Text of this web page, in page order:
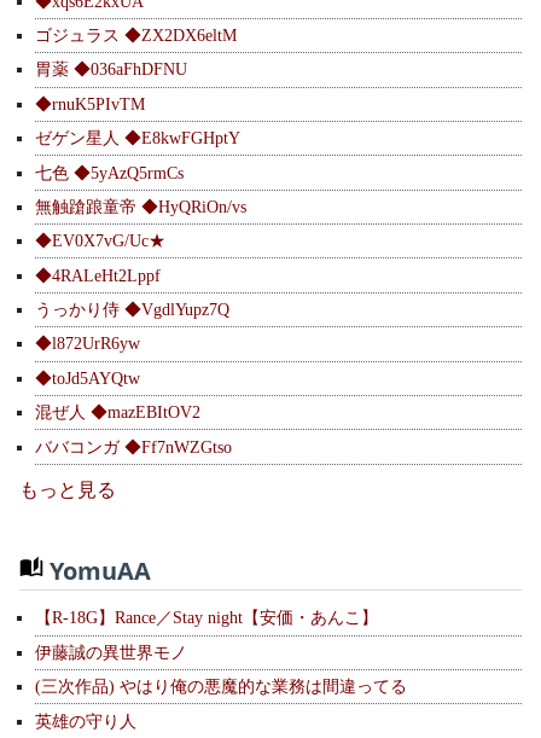
ゴジュラス ◆ZX2DX6eltM
胃薬 ◆036aFhDFNU
◆rnuK5PIvTM
ゼゲン星人 ◆E8kwFGHptY
七色 ◆5yAzQ5rmCs
無触蹌踉童帝 ◆HyQRiOn/vs
◆EV0X7vG/Uc★
◆4RALeHt2Lppf
うっかり侍 ◆VgdlYupz7Q
◆l872UrR6yw
◆toJd5AYQtw
混ぜ人 ◆mazEBItOV2
ババコンガ ◆Ff7nWZGtso
もっと見る
YomuAA
【R-18G】Rance／Stay night【安価・あんこ】
伊藤誠の異世界モノ
(三次作品) やはり俺の悪魔的な業務は間違ってる
英雄の守り人